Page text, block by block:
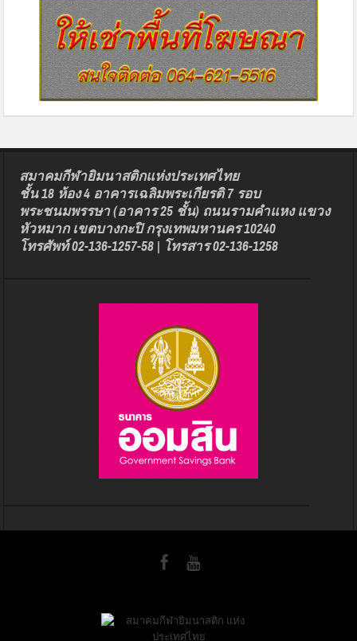
สมาคมกีฬายิมนาสติกแห่งประเทศไทย
ชั้น 18 ห้อง 4 อาคารเฉลิมพระเกียรติ 7 รอบ
พระชนมพรรษา (อาคาร 25 ชั้น) ถนนรามคำแหง แขวง
หัวหมาก เขตบางกะปิ กรุงเทพมหานคร 10240
โทรศัพท์ 02-136-1257-58 | โทรสาร 02-136-1258